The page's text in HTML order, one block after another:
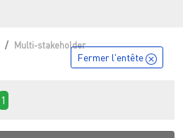
Multi-stakeholder
Fermer l'entête
1